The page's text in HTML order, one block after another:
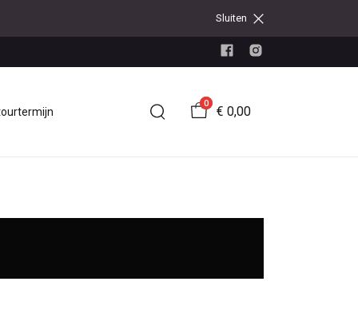
Sluiten
0
€ 0,00